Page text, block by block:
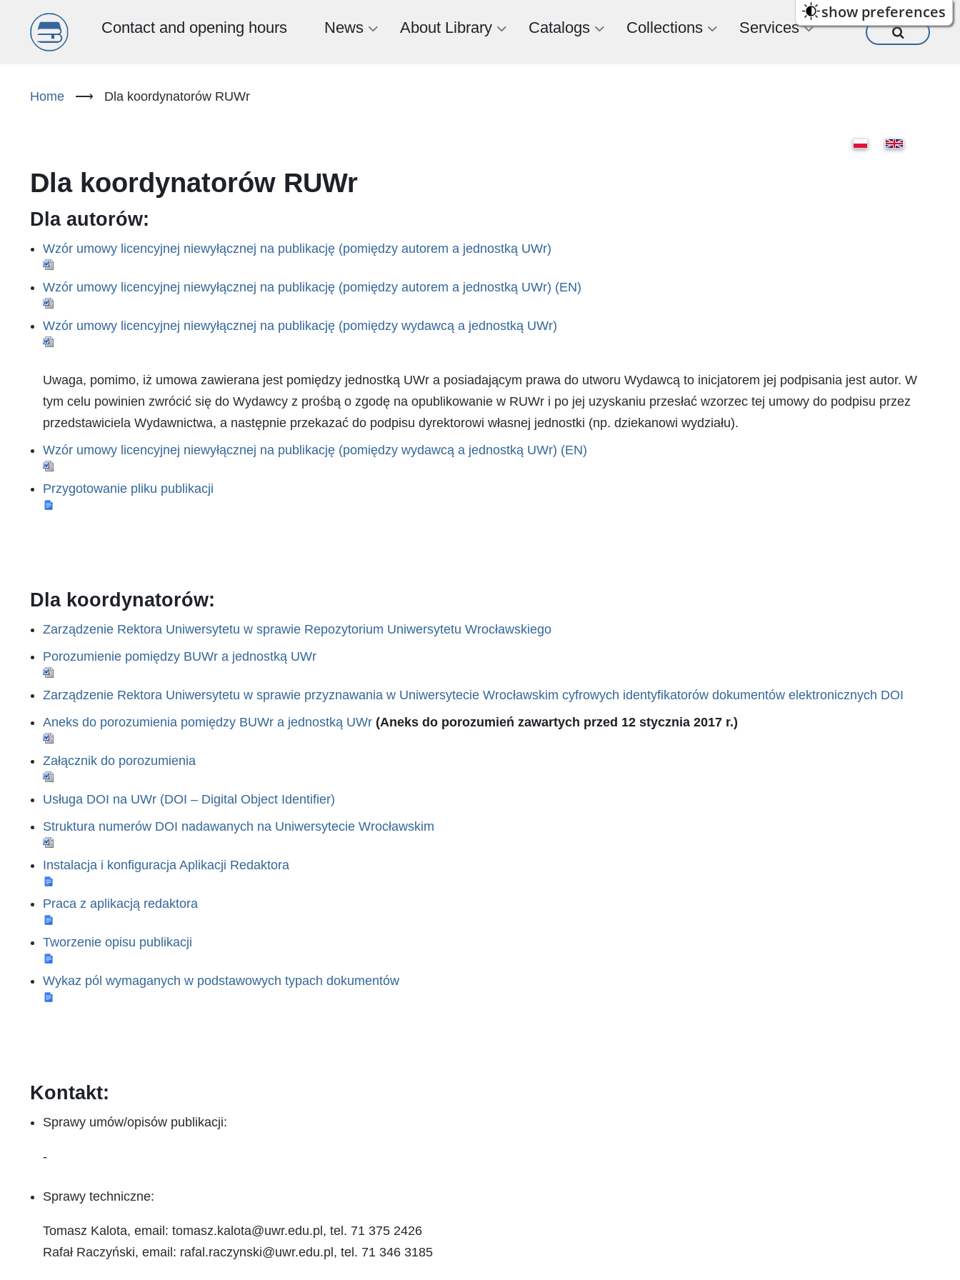
show preferences
Menu
(EN)
Contact and opening hours News About Library Catalogs Collections Services
Home ⟶ Dla koordynatorów RUWr
Dla koordynatorów RUWr
Dla autorów:
Wzór umowy licencyjnej niewyłącznej na publikację (pomiędzy autorem a jednostką UWr)
Wzór umowy licencyjnej niewyłącznej na publikację (pomiędzy autorem a jednostką UWr) (EN)
Wzór umowy licencyjnej niewyłącznej na publikację (pomiędzy wydawcą a jednostką UWr)
Uwaga, pomimo, iż umowa zawierana jest pomiędzy jednostką UWr a posiadającym prawa do utworu Wydawcą to inicjatorem jej podpisania jest autor. W
tym celu powinien zwrócić się do Wydawcy z prośbą o zgodę na opublikowanie w RUWr i po jej uzyskaniu przesłać wzorzec tej umowy do podpisu przez
przedstawiciela Wydawnictwa, a następnie przekazać do podpisu dyrektorowi własnej jednostki (np. dziekanowi wydziału).
Wzór umowy licencyjnej niewyłącznej na publikację (pomiędzy wydawcą a jednostką UWr) (EN)
Przygotowanie pliku publikacji
Dla koordynatorów:
Zarządzenie Rektora Uniwersytetu w sprawie Repozytorium Uniwersytetu Wrocławskiego
Porozumienie pomiędzy BUWr a jednostką UWr
Zarządzenie Rektora Uniwersytetu w sprawie przyznawania w Uniwersytecie Wrocławskim cyfrowych identyfikatorów dokumentów elektronicznych DOI
Aneks do porozumienia pomiędzy BUWr a jednostką UWr (Aneks do porozumień zawartych przed 12 stycznia 2017 r.)
Załącznik do porozumienia
Usługa DOI na UWr (DOI – Digital Object Identifier)
Struktura numerów DOI nadawanych na Uniwersytecie Wrocławskim
Instalacja i konfiguracja Aplikacji Redaktora
Praca z aplikacją redaktora
Tworzenie opisu publikacji
Wykaz pól wymaganych w podstawowych typach dokumentów
Kontakt:
Sprawy umów/opisów publikacji:
-
Sprawy techniczne:
Tomasz Kalota, email: tomasz.kalota@uwr.edu.pl, tel. 71 375 2426
Rafał Raczyński, email: rafal.raczynski@uwr.edu.pl, tel. 71 346 3185